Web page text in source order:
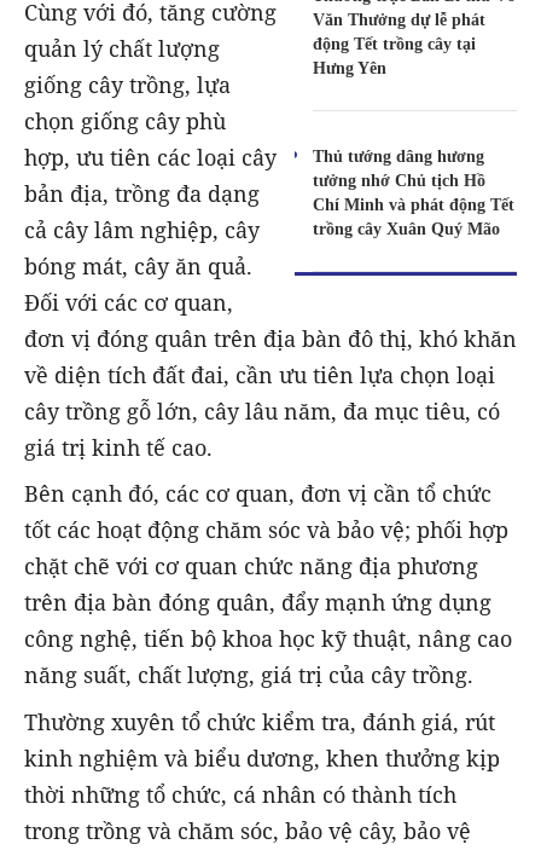
Văn Thưởng dự lễ phát
động Tết trồng cây tại
Hưng Yên
Thủ tướng dâng hương
tưởng nhớ Chủ tịch Hồ
Chí Minh và phát động Tết
trồng cây Xuân Quý Mão
Cùng với đó, tăng cường
quản lý chất lượng
giống cây trồng, lựa
chọn giống cây phù
hợp, ưu tiên các loại cây
bản địa, trồng đa dạng
cả cây lâm nghiệp, cây
bóng mát, cây ăn quả.
Đối với các cơ quan,
đơn vị đóng quân trên địa bàn đô thị, khó khăn
về diện tích đất đai, cần ưu tiên lựa chọn loại
cây trồng gỗ lớn, cây lâu năm, đa mục tiêu, có
giá trị kinh tế cao.
Bên cạnh đó, các cơ quan, đơn vị cần tổ chức
tốt các hoạt động chăm sóc và bảo vệ; phối hợp
chặt chẽ với cơ quan chức năng địa phương
trên địa bàn đóng quân, đẩy mạnh ứng dụng
công nghệ, tiến bộ khoa học kỹ thuật, nâng cao
năng suất, chất lượng, giá trị của cây trồng.
Thường xuyên tổ chức kiểm tra, đánh giá, rút
kinh nghiệm và biểu dương, khen thưởng kịp
thời những tổ chức, cá nhân có thành tích
trong trồng và chăm sóc, bảo vệ cây, bảo vệ